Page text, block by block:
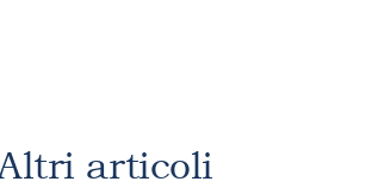
articoli